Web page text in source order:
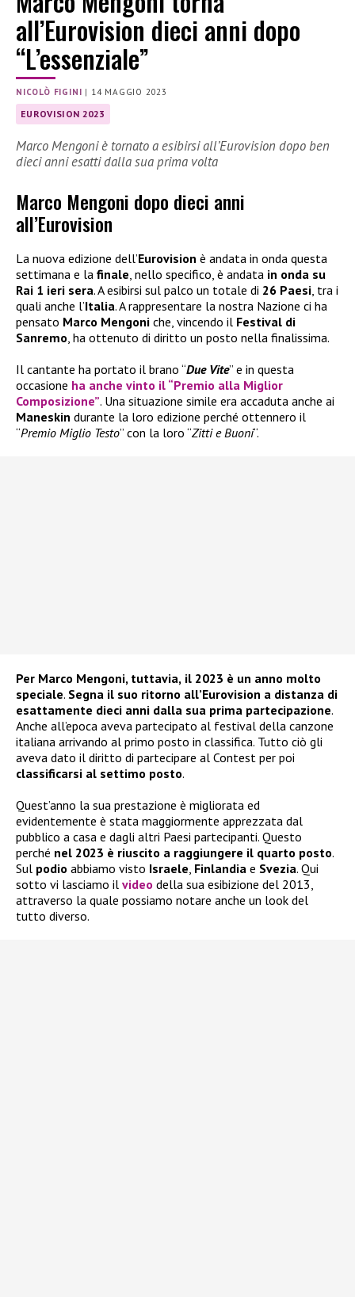
all’Eurovision dieci anni dopo
“L’essenziale”
NICOLÒ FIGINI | 14 MAGGIO 2023
EUROVISION 2023
Marco Mengoni è tornato a esibirsi all’Eurovision dopo ben
dieci anni esatti dalla sua prima volta
Marco Mengoni dopo dieci anni
all’Eurovision
La nuova edizione dell’Eurovision è andata in onda questa
settimana e la finale, nello specifico, è andata in onda su
Rai 1 ieri sera. A esibirsi sul palco un totale di 26 Paesi, tra i
quali anche l’Italia. A rappresentare la nostra Nazione ci ha
pensato Marco Mengoni che, vincendo il Festival di
Sanremo, ha ottenuto di diritto un posto nella finalissima.
Il cantante ha portato il brano “Due Vite” e in questa
occasione ha anche vinto il “Premio alla Miglior
Composizione”. Una situazione simile era accaduta anche ai
Maneskin durante la loro edizione perché ottennero il
“Premio Miglio Testo” con la loro “Zitti e Buoni“.
Per Marco Mengoni, tuttavia, il 2023 è un anno molto
speciale. Segna il suo ritorno all’Eurovision a distanza di
esattamente dieci anni dalla sua prima partecipazione.
Anche all’epoca aveva partecipato al festival della canzone
italiana arrivando al primo posto in classifica. Tutto ciò gli
aveva dato il diritto di partecipare al Contest per poi
classificarsi al settimo posto.
Quest’anno la sua prestazione è migliorata ed
evidentemente è stata maggiormente apprezzata dal
pubblico a casa e dagli altri Paesi partecipanti. Questo
perché nel 2023 è riuscito a raggiungere il quarto posto.
Sul podio abbiamo visto Israele, Finlandia e Svezia. Qui
sotto vi lasciamo il video della sua esibizione del 2013,
attraverso la quale possiamo notare anche un look del
tutto diverso.